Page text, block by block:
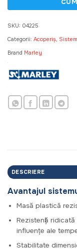
SKU: 04225
Categorii: Acoperiș,
Brand Marley
DESCRIERE
Avantajul
Masă plastică
Rezistență
influențe ale
Stabilitate